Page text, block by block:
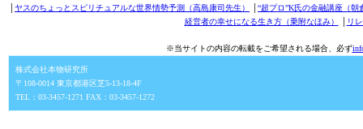
ヤスのちょっとスピリチュアルな世界情勢予測（高島康司先生）
“超プロ”K氏の金融講座（朝
経営者の幸せになる生き方（乗附なほみ）
リ
※当サイトの内容の転載をご希望される場合、必ず
株式会社本物研究所
〒108-0014 東京都港区芝5-13-18-4F
TEL：03-3457-1271 FAX：03-3457-1272